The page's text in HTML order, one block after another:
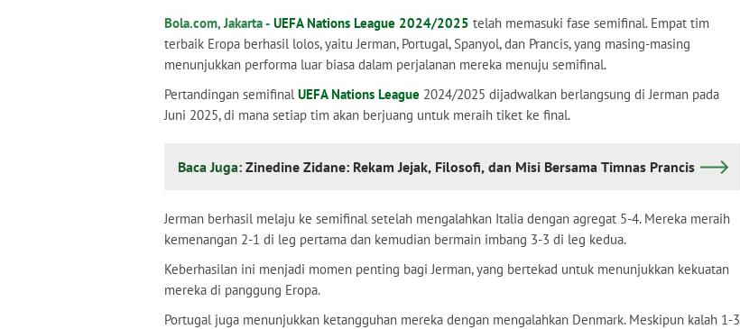
Analisis Tim yang Lolos
Bola.com, Jakarta - UEFA Nations League 2024/2025 telah memasuki fase semifinal. Empat tim
terbaik Eropa berhasil lolos, yaitu Jerman, Portugal, Spanyol, dan Prancis, yang masing-masing
menunjukkan performa luar biasa dalam perjalanan mereka menuju semifinal.
Pertandingan semifinalUEFA Nations League 2024/2025 dijadwalkan berlangsung di Jerman pada
Juni 2025, di mana setiap tim akan berjuang untuk meraih tiket ke final.
Baca Juga: Zinedine Zidane: Rekam Jejak, Filosofi, dan Misi Bersama Timnas Prancis
Jerman berhasil melaju ke semifinal setelah mengalahkan Italia dengan agregat 5-4. Mereka meraih
kemenangan 2-1 di leg pertama dan kemudian bermain imbang 3-3 di leg kedua.
Keberhasilan ini menjadi momen penting bagi Jerman, yang bertekad untuk menunjukkan kekuatan
mereka di panggung Eropa.
Portugal juga menunjukkan ketangguhan mereka dengan mengalahkan Denmark. Meskipun kalah 1-3